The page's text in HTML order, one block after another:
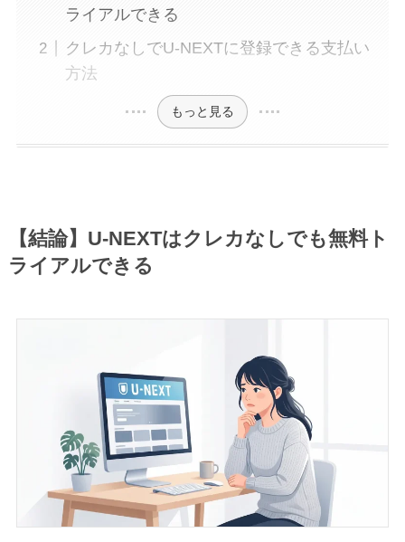
ライアルできる
クレカなしでU-NEXTに登録できる支払い
方法
もっと見る
【結論】U-NEXTはクレカなしでも無料ト
ライアルできる